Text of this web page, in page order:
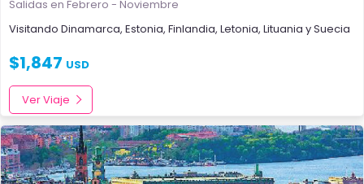
Salidas en Febrero - Noviembre
Visitando Dinamarca, Estonia, Finlandia, Letonia, Lituania ySuecia
$1,847 USD
Ver Viaje